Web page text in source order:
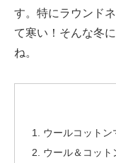
す。特にラウンド
て寒い！そんな冬
ね。
ウールコットン
ウール＆コット